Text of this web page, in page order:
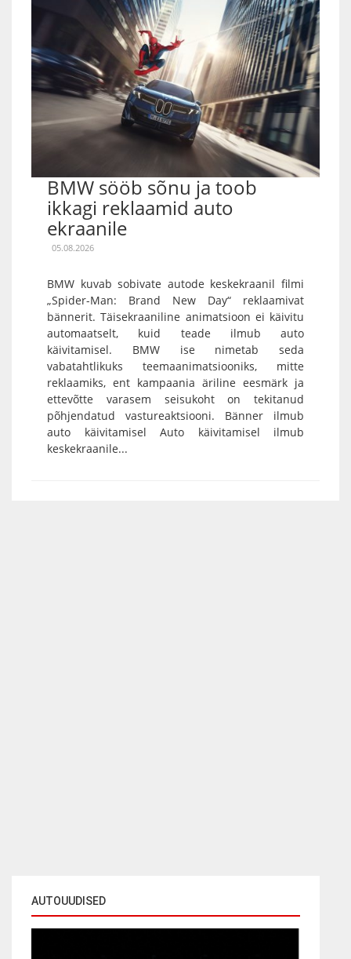
AUTOUUDISED
BMW sööb sõnu ja toob
ikkagi reklaamid auto
ekraanile
05.08.2026
BMW kuvab sobivate autode keskekraanil filmi
„Spider-Man: Brand New Day“ reklaamivat
bännerit. Täisekraaniline animatsioon ei käivitu
automaatselt, kuid teade ilmub auto
käivitamisel. BMW ise nimetab seda
vabatahtlikuks teemaanimatsiooniks, mitte
reklaamiks, ent kampaania äriline eesmärk ja
ettevõtte varasem seisukoht on tekitanud
põhjendatud vastureaktsiooni. Bänner ilmub
auto käivitamisel Auto käivitamisel ilmub
keskekraanile...